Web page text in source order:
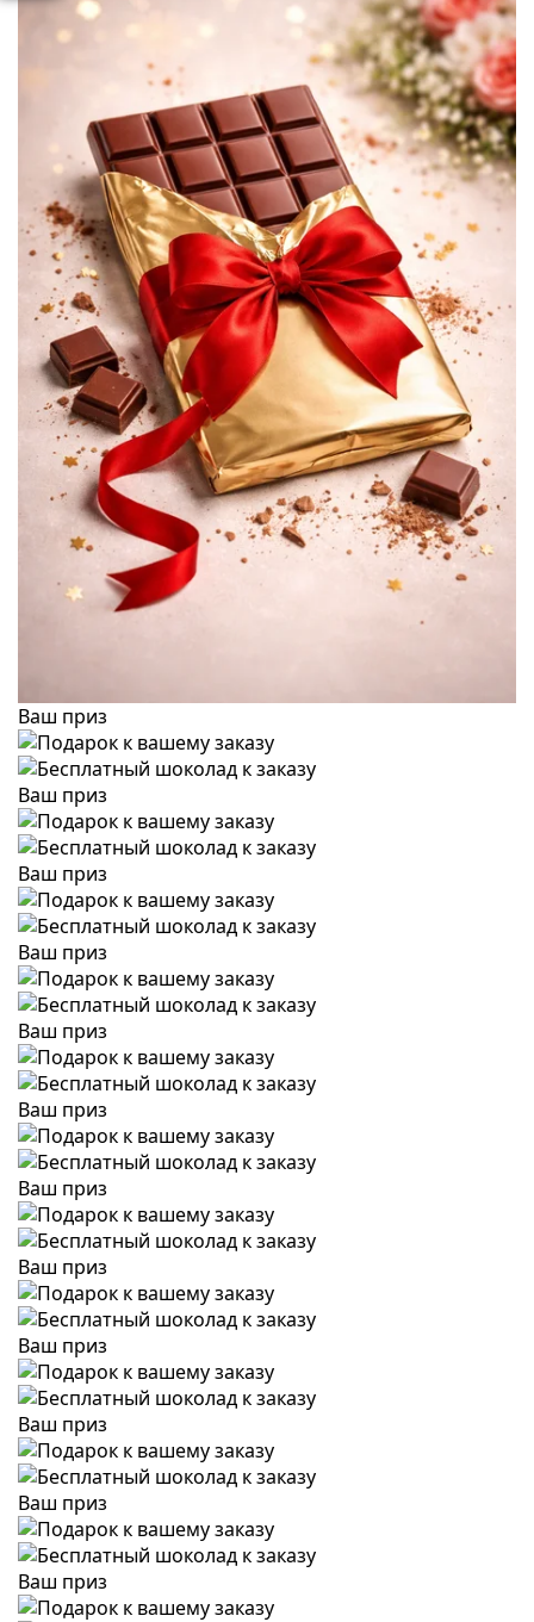
Ваш приз
Ваш приз
Ваш приз
Ваш приз
Ваш приз
Ваш приз
Ваш приз
Ваш приз
Ваш приз
Ваш приз
Ваш приз
Ваш приз